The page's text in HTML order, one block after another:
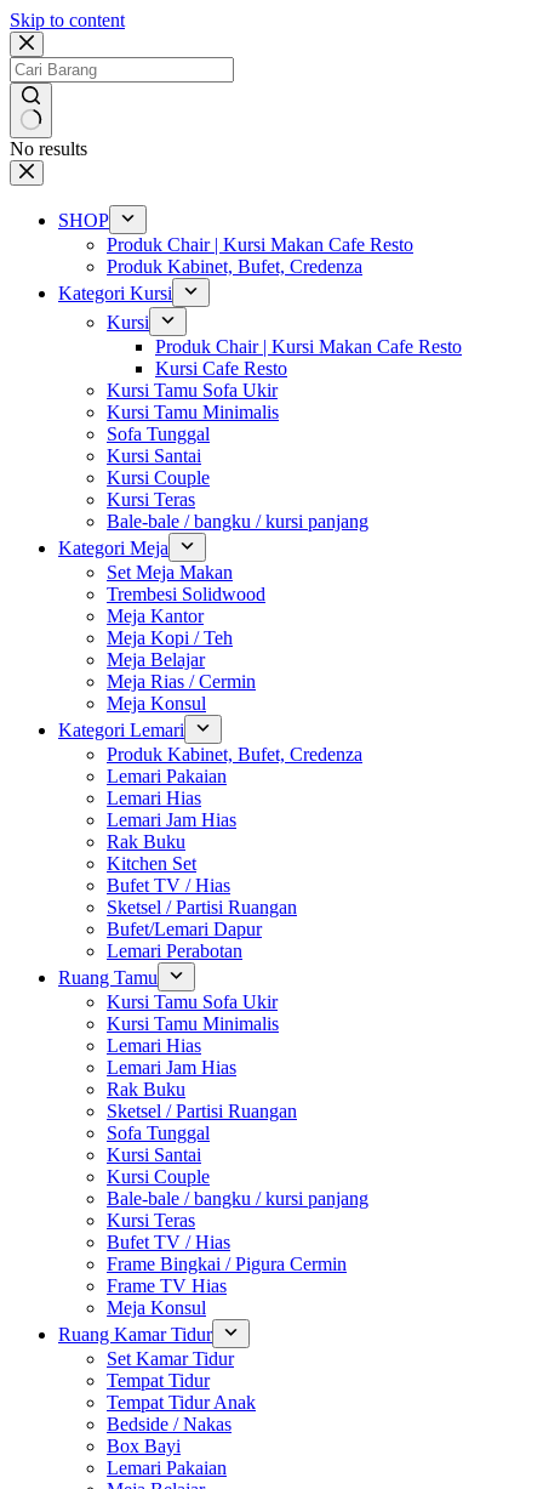
Skip to content
No results
SHOP
Produk Chair | Kursi Makan Cafe Resto
Produk Kabinet, Bufet, Credenza
Kategori Kursi
Kursi
Produk Chair | Kursi Makan Cafe Resto
Kursi Cafe Resto
Kursi Tamu Sofa Ukir
Kursi Tamu Minimalis
Sofa Tunggal
Kursi Santai
Kursi Couple
Kursi Teras
Bale-bale / bangku / kursi panjang
Kategori Meja
Set Meja Makan
Trembesi Solidwood
Meja Kantor
Meja Kopi / Teh
Meja Belajar
Meja Rias / Cermin
Meja Konsul
Kategori Lemari
Produk Kabinet, Bufet, Credenza
Lemari Pakaian
Lemari Hias
Lemari Jam Hias
Rak Buku
Kitchen Set
Bufet TV / Hias
Sketsel / Partisi Ruangan
Bufet/Lemari Dapur
Lemari Perabotan
Ruang Tamu
Kursi Tamu Sofa Ukir
Kursi Tamu Minimalis
Lemari Hias
Lemari Jam Hias
Rak Buku
Sketsel / Partisi Ruangan
Sofa Tunggal
Kursi Santai
Kursi Couple
Bale-bale / bangku / kursi panjang
Kursi Teras
Bufet TV / Hias
Frame Bingkai / Pigura Cermin
Frame TV Hias
Meja Konsul
Ruang Kamar Tidur
Set Kamar Tidur
Tempat Tidur
Tempat Tidur Anak
Bedside / Nakas
Box Bayi
Lemari Pakaian